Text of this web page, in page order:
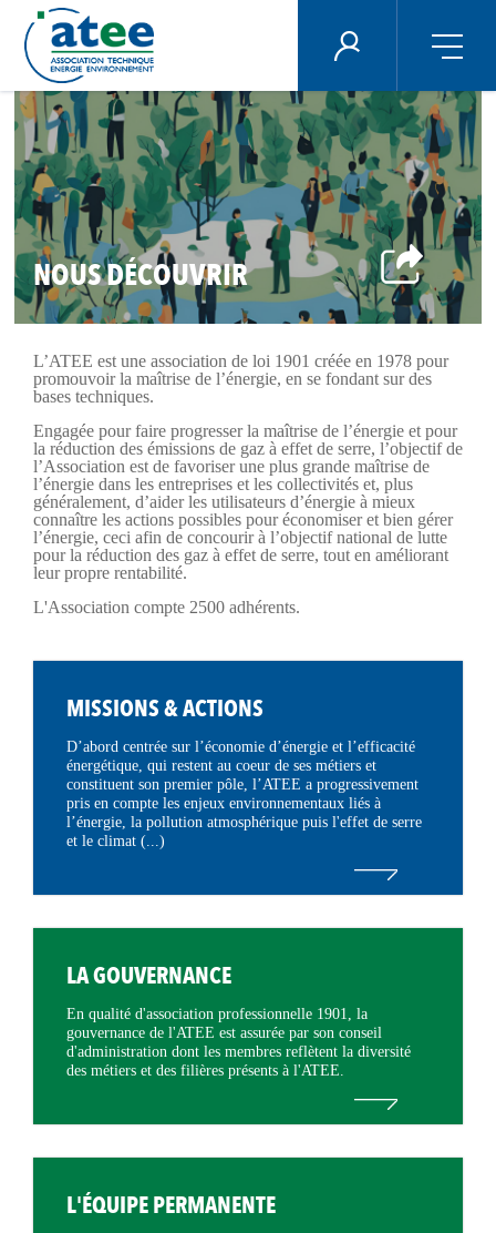
Aller
au
contenu
principal
ÉNERGIE PLUS
NOUS DÉCOUVRIR
L’ATEE est une association de loi 1901 créée en 1978 pour
promouvoir la maîtrise de l’énergie, en se fondant sur des
bases techniques.
Engagée pour faire progresser la maîtrise de l’énergie et pour
la réduction des émissions de gaz à effet de serre, l’objectif de
l’Association est de favoriser une plus grande maîtrise de
l’énergie dans les entreprises et les collectivités et, plus
généralement, d’aider les utilisateurs d’énergie à mieux
connaître les actions possibles pour économiser et bien gérer
l’énergie, ceci afin de concourir à l’objectif national de lutte
pour la réduction des gaz à effet de serre, tout en améliorant
leur propre rentabilité.
L'Association compte 2500 adhérents.
MISSIONS & ACTIONS
D’abord centrée sur l’économie d’énergie et l’efficacité
énergétique, qui restent au coeur de ses métiers et
constituent son premier pôle, l’ATEE a progressivement
pris en compte les enjeux environnementaux liés à
l’énergie, la pollution atmosphérique puis l'effet de serre
et le climat (...)
LA GOUVERNANCE
En qualité d'association professionnelle 1901, la
gouvernance de l'ATEE est assurée par son conseil
d'administration dont les membres reflètent la diversité
des métiers et des filières présents à l'ATEE.
L'ÉQUIPE PERMANENTE
Panneau de gestion des cookies